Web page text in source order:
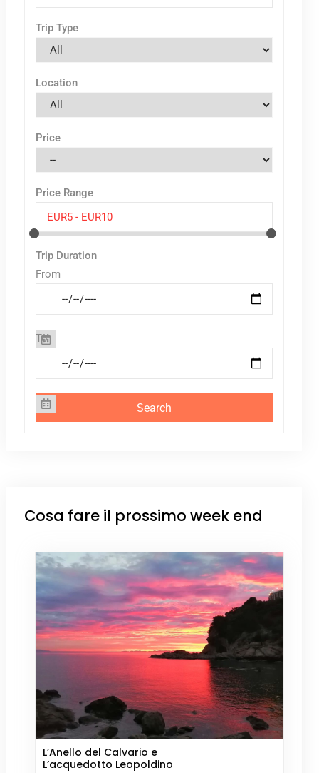
Trip Type
Location
Price
Price Range
Trip Duration
From
To
Cosa fare il prossimo week end
L’Anello del Calvario e
L’acquedotto Leopoldino